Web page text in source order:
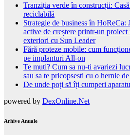
Tranziția verde în construcții:
reciclabilă
Strategie de business în HoReCa:
active de creștere printr-un
exteriori cu Sun Leader
Fără proteze mobile: cum
pe implanturi All-on
Te muti? Cum sa nu-ti avariezi
sau sa te pricopsesti cu o hernie
De unde poți să îți cumperi
powered by DexOnline.Net
Arhive Anuale